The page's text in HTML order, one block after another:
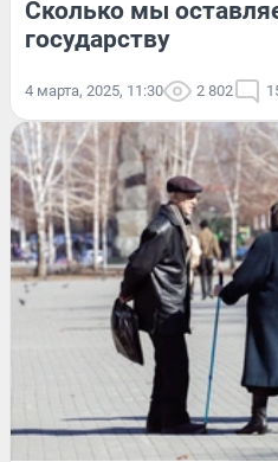
Сколько мы
государству
4 марта, 2025, 11:30 2 802